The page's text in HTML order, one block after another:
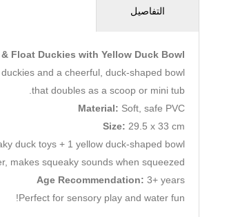
التفاصيل
Float Duckies with Yellow Duck Bowl
and a cheerful, duck-shaped bowl
that doubles as a scoop or mini tub.
Material: Soft, safe PVC
Size: 29.5 x 33 cm
duck toys + 1 yellow duck-shaped bowl
makes squeaky sounds when squeezed
Age Recommendation: 3+ years
Perfect for sensory play and water fun!